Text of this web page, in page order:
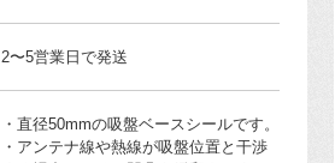
2〜5営業日で発送
・直径50mmの吸盤ベースシールです。
・アンテナ線や熱線が吸盤位置と干渉